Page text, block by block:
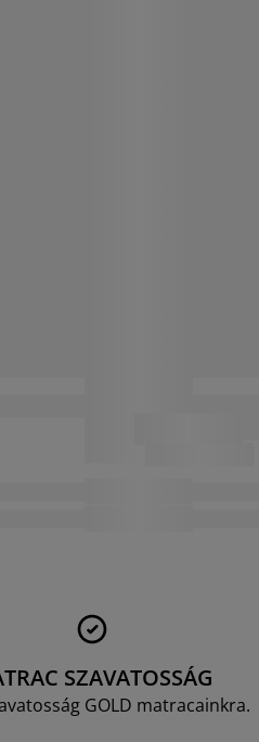
SZAVATOSSÁG
GOLD matracainkra.